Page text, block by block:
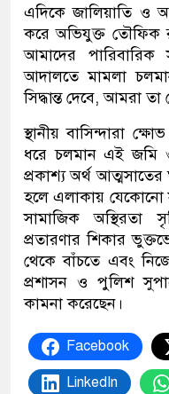
এদিকে জালিয়াতি ও
করে অভিযুক্ত তৌফিক
আমাদের পারিবারিক
আদালতে মামলা
সিদ্ধান্ত দেবে, আমরা তা
স্থানীয় বাসিন্দারা
ধরে চলমান এই জমি
প্রকাশ্য অর্থ আত্মসাতের
হলে এলাকায় যেকোনো
সামাজিক অস্থিরতা
প্রতারণার শিকার
থেকে বাঁচতে এবং
প্রশাসন ও পুলিশ
কামনা করেছেন।
Facebook
LinkedIn